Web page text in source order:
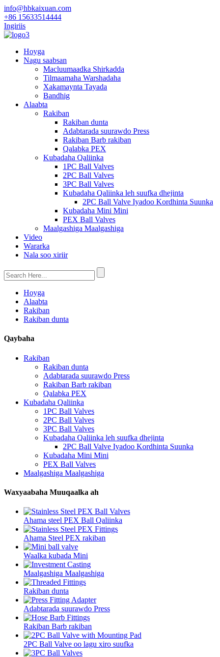
info@hbkaixuan.com
+86 15633514444
Ingiriis
Hoyga
Nagu saabsan
Macluumaadka Shirkadda
Tilmaamaha Warshadaha
Xakamaynta Tayada
Bandhig
Alaabta
Rakiban
Rakiban dunta
Adabtarada suurawdo Press
Rakiban Barb rakiban
Qalabka PEX
Kubadaha Qaliinka
1PC Ball Valves
2PC Ball Valves
3PC Ball Valves
Kubadaha Qaliinka leh suufka dhejinta
2PC Ball Valve Iyadoo Kordhinta Suunka
Kubadaha Mini Mini
PEX Ball Valves
Maalgashiga Maalgashiga
Video
Wararka
Nala soo xiriir
Hoyga
Alaabta
Rakiban
Rakiban dunta
Qaybaha
Rakiban
Rakiban dunta
Adabtarada suurawdo Press
Rakiban Barb rakiban
Qalabka PEX
Kubadaha Qaliinka
1PC Ball Valves
2PC Ball Valves
3PC Ball Valves
Kubadaha Qaliinka leh suufka dhejinta
2PC Ball Valve Iyadoo Kordhinta Suunka
Kubadaha Mini Mini
PEX Ball Valves
Maalgashiga Maalgashiga
Waxyaabaha Muuqaalka ah
Ahama steel PEX Ball Qaliinka
Ahama Steel PEX rakiban
Waalka kubada Mini
Maalgashiga Maalgashiga
Rakiban dunta
Adabtarada suurawdo Press
Rakiban Barb rakiban
2PC Ball Valve oo lagu xiro suufka